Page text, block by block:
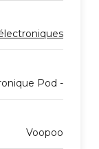
Pod -
Voopoo